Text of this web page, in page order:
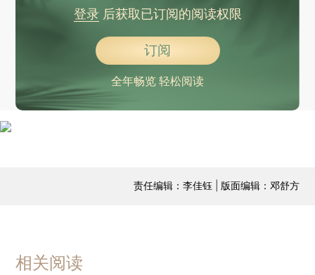
登录后获取已订阅的阅读权限
订阅
全年畅览 轻松阅读
责任编辑：李佳钰 | 版面编辑：邓舒方
相关阅读